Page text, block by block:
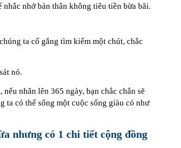
nhắc nhở bản thân không tiêu tiền bừa bãi.
ta cố gắng tìm kiếm một chút, chắc
nó.
nhân lên 365 ngày, bạn chắc chắn sẽ
ta có thể sống một cuộc sống giàu có như
nhưng có 1 chi tiết cộng đồng